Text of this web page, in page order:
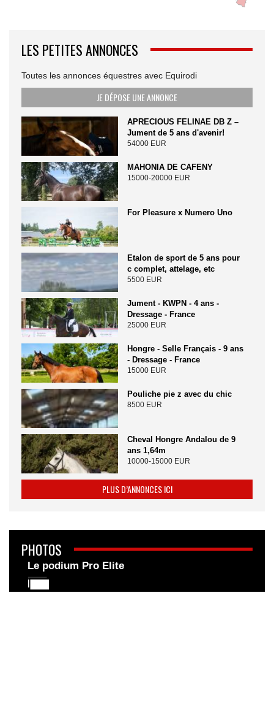
LES PETITES ANNONCES
Toutes les annonces équestres avec Equirodi
JE DÉPOSE UNE ANNONCE
APRECIOUS FELINAE DB Z –
Jument de 5 ans d'avenir!
54000 EUR
MAHONIA DE CAFENY
15000-20000 EUR
For Pleasure x Numero Uno
Etalon de sport de 5 ans pour
c complet, attelage, etc
5500 EUR
Jument - KWPN - 4 ans -
Dressage - France
25000 EUR
Hongre - Selle Français - 9 ans
- Dressage - France
15000 EUR
Pouliche pie z avec du chic
8500 EUR
Cheval Hongre Andalou de 9
ans 1,64m
10000-15000 EUR
PLUS D’ANNONCES ICI
PHOTOS
Le podium Pro Elite